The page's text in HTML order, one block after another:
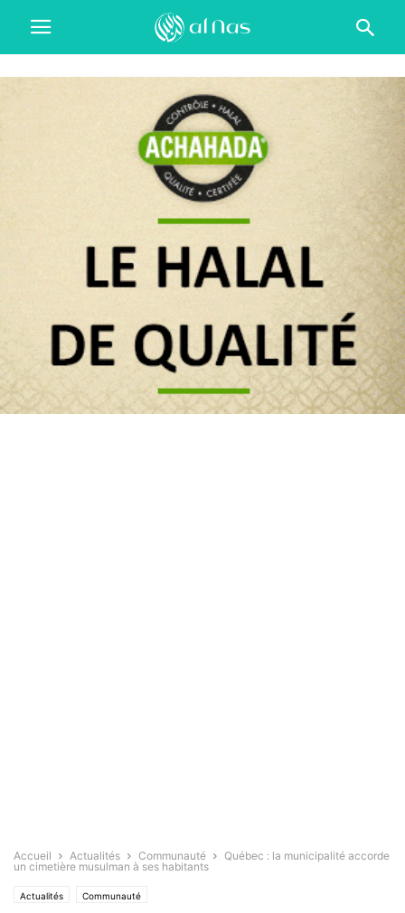
Accueil Actualités Communauté
Québec : la municipalité accorde
un cimetière musulman à ses habitants
Actualités Communauté